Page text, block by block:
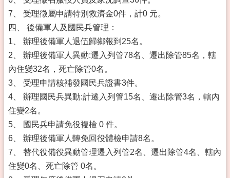
7、 受理徵屬申請特別救濟金0件，計0 元。
四、 後備軍人及國民兵管理：
1、 辦理後備軍人退伍歸鄉報到25名。
2、 辦理後備軍人異動:遷入列管78名、遷出除管85名，轄
內住變32名，死亡除管0名。
3、 受理申請核補發國民兵證書3件。
4、 辦理國民兵異動:計遷入列管15名、遷出除管3名，轄內
住變2名。
5、 國民兵申請免役複檢 0 件。
6、 辦理後備軍人轉免回役體檢申請8名。
7、 替代役備役異動管理遷入列管2名、遷出除管4名、轄內
住變0名、死亡除管 0名。